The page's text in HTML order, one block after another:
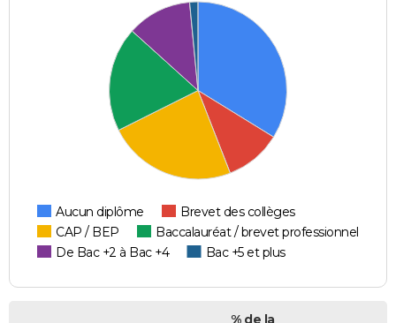
Aucun diplôme
Brevet des collèges
CAP / BEP
Baccalauréat / brevet professionnel
De Bac +2 à Bac +4
Bac +5 et plus
% de la